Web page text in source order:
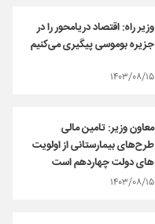
وزیر راه: اقتصاد دریامحور را در
جزیره بوموسی پیگیری می‌کنیم
۱۴۰۳/۰۸/۱۵
معاون وزیر: تامین مالی
طرح‌های بیمارستانی از اولویت
های دولت چهاردهم است
۱۴۰۳/۰۸/۱۵